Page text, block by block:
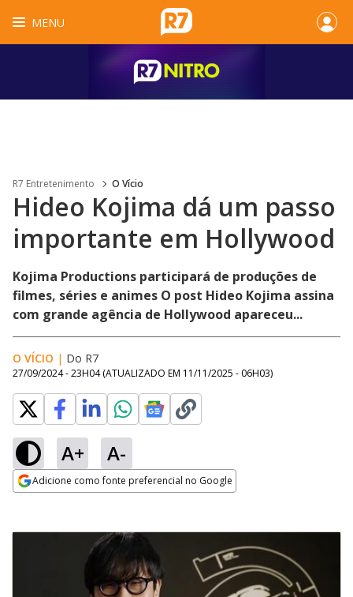
MENU
R7 Entretenimento O Vício
Hideo Kojima dá um passo
importante em Hollywood
Kojima Productions participará de produções de
filmes, séries e animes O post Hideo Kojima assina
com grande agência de Hollywood apareceu...
O VÍCIO | Do R7
27/09/2024 - 23H04 (ATUALIZADO EM 11/11/2025 - 06H03)
A+ A-
Adicione como fonte preferencial no Google